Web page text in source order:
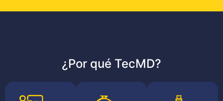
¿Por qué TecMD?